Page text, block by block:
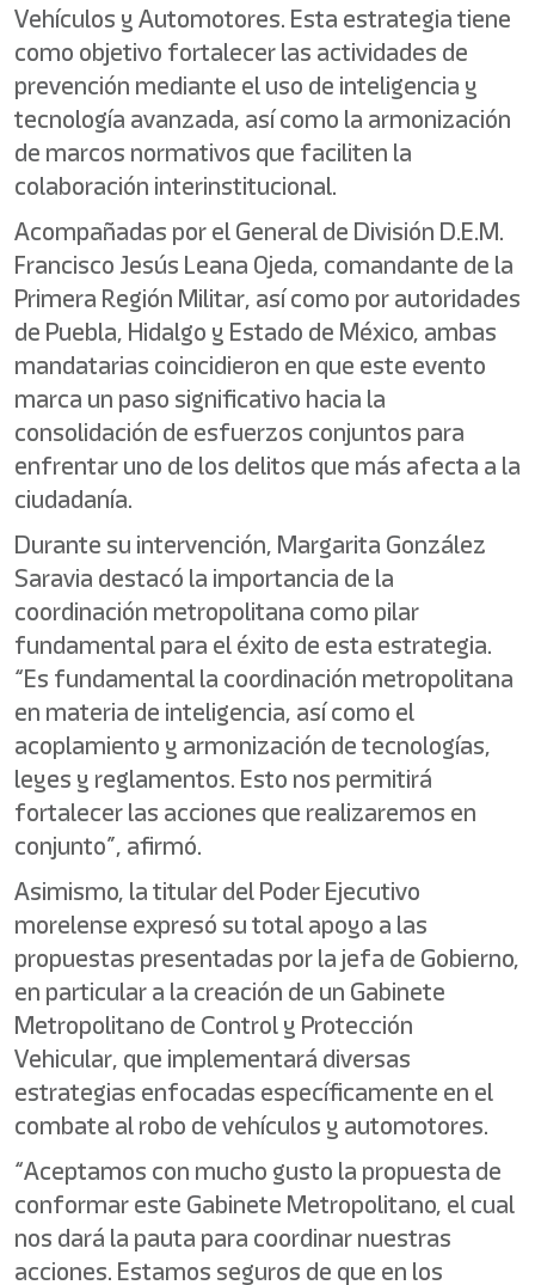
Vehículos y Automotores. Esta estrategia tiene
como objetivo fortalecer las actividades de
prevención mediante el uso de inteligencia y
tecnología avanzada, así como la armonización
de marcos normativos que faciliten la
colaboración interinstitucional.
Acompañadas por el General de División D.E.M.
Francisco Jesús Leana Ojeda, comandante de la
Primera Región Militar, así como por autoridades
de Puebla, Hidalgo y Estado de México, ambas
mandatarias coincidieron en que este evento
marca un paso significativo hacia la
consolidación de esfuerzos conjuntos para
enfrentar uno de los delitos que más afecta a la
ciudadanía.
Durante su intervención, Margarita González
Saravia destacó la importancia de la
coordinación metropolitana como pilar
fundamental para el éxito de esta estrategia.
“Es fundamental la coordinación metropolitana
en materia de inteligencia, así como el
acoplamiento y armonización de tecnologías,
leyes y reglamentos. Esto nos permitirá
fortalecer las acciones que realizaremos en
conjunto”, afirmó.
Asimismo, la titular del Poder Ejecutivo
morelense expresó su total apoyo a las
propuestas presentadas por la jefa de Gobierno,
en particular a la creación de un Gabinete
Metropolitano de Control y Protección
Vehicular, que implementará diversas
estrategias enfocadas específicamente en el
combate al robo de vehículos y automotores.
“Aceptamos con mucho gusto la propuesta de
conformar este Gabinete Metropolitano, el cual
nos dará la pauta para coordinar nuestras
acciones. Estamos seguros de que en los